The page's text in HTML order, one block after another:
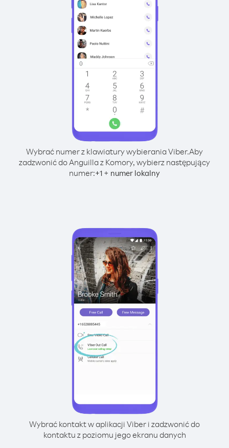
Wybrać numer z klawiatury wybierania Viber.Aby
zadzwonić do Anguilla z Komory, wybierz następujący
numer:+1 + numer lokalny
Wybrać kontakt w aplikacji Viber i zadzwonić do
kontaktu z poziomu jego ekranu danych